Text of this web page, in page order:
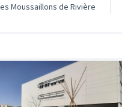
Moussaillons de Rivière